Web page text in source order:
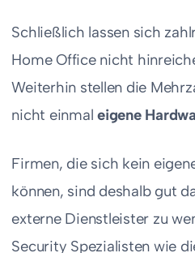
Schließlich lassen sich
Home Office nicht
Weiterhin stellen die
nicht einmaleigene
Firmen, die sich kein
können, sind deshalb gut
externe Dienstleister zu
Security Spezialisten wie